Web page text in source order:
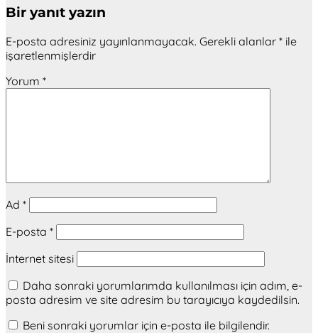
Bir yanıt yazın
E-posta adresiniz yayınlanmayacak. Gerekli alanlar * ile
işaretlenmişlerdir
Yorum *
Ad *
E-posta *
İnternet sitesi
Daha sonraki yorumlarımda kullanılması için adım, e-
posta adresim ve site adresim bu tarayıcıya kaydedilsin.
Beni sonraki yorumlar için e-posta ile bilgilendir.